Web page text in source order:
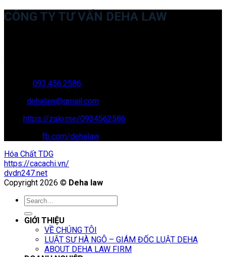
CÔNG TY TƯ VẤN DEHA LAW
093.456.2586
dehalaw@gmail.com
https://zalo.me/0934562586
fb.com/dehalaw
Hóa Chất TDG
https://cacachi.vn/
dvdn247.net
Copyright 2026 © Deha law
GIỚI THIỆU
VỀ CHÚNG TÔI
LUẬT SƯ HÀ NGÔ – GIÁM ĐỐC LUẬT DEHA
ABOUT DEHA LAW FIRM